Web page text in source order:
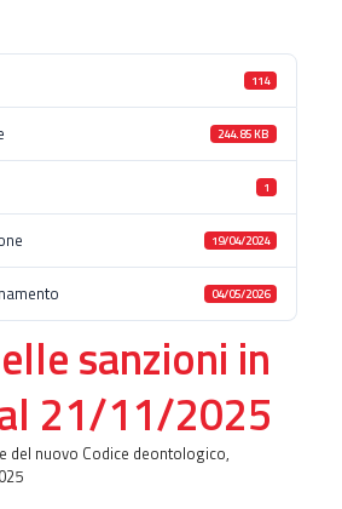
114
244.85 KB
1
19/04/2024
04/05/2026
sanzioni in
21/11/2025
del nuovo Codice deontologico,